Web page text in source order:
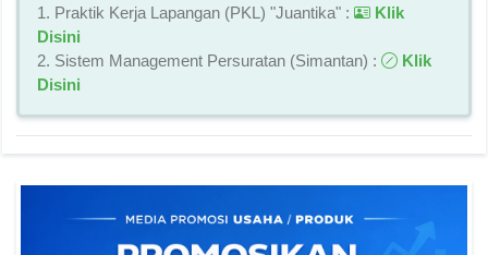
1. Praktik Kerja Lapangan (PKL) "Juantika" :
Klik
Disini
2. Sistem Management Persuratan (Simantan) :
Klik
Disini